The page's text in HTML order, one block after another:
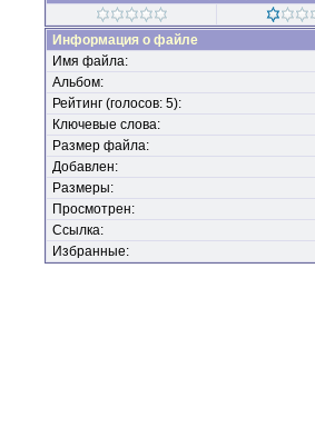
Информация о файле
Имя файла:
Альбом:
Рейтинг (голосов: 5):
Ключевые слова:
Размер файла:
Добавлен:
Размеры:
Просмотрен:
Ссылка:
Избранные: